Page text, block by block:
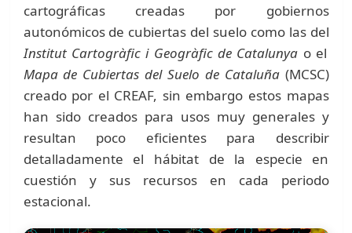
cartográficas creadas por gobiernos
autonómicos de cubiertas del suelo como las del
Institut Cartogràfic i Geogràfic de Catalunya o el
Mapa de Cubiertas del Suelo de Cataluña(MCSC)
creado por el CREAF, sin embargo estos mapas
han sido creados para usos muy generales y
resultan poco eficientes para describir
detalladamente el hábitat de la especie en
cuestión y sus recursos en cada periodo
estacional.